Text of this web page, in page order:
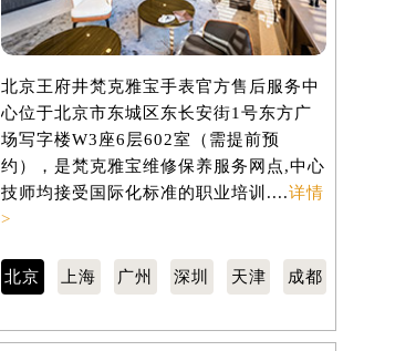
北京王府井梵克雅宝手表官方售后服务中
心位于北京市东城区东长安街1号东方广
场写字楼W3座6层602室（需提前预
约），是梵克雅宝维修保养服务网点,中心
技师均接受国际化标准的职业培训....详情
>
北京 上海 广州 深圳 天津 成都